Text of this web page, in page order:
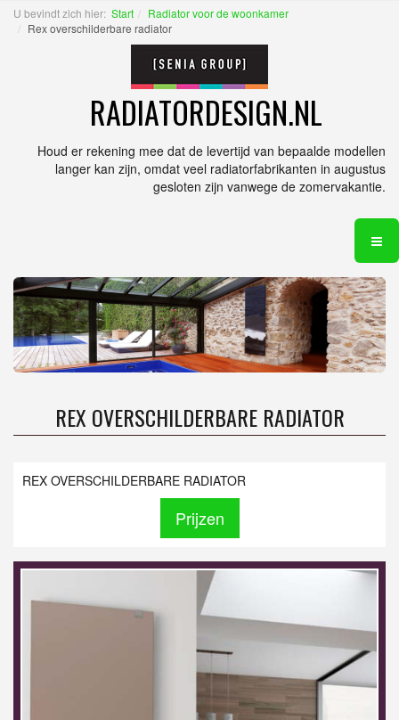
U bevindt zich hier: Start
Radiator voor de woonkamer
Rex overschilderbare radiator
RADIATORDESIGN.NL
Houd er rekening mee dat de levertijd van bepaalde modellen
langer kan zijn, omdat veel radiatorfabrikanten in augustus
gesloten zijn vanwege de zomervakantie.
REX OVERSCHILDERBARE RADIATOR
REX OVERSCHILDERBARE RADIATOR
Prijzen